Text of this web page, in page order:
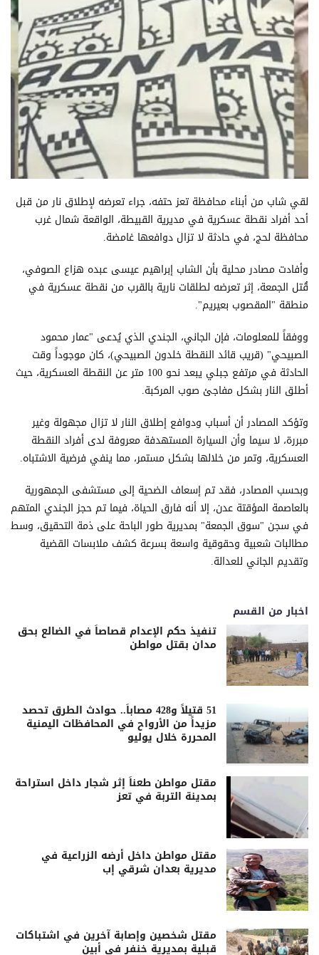
لقي شاب من أبناء محافظة تعز حتفه، جراء تعرضه لإطلاق نار من قبل
أحد أفراد نقطة عسكرية في مديرية القبيطة، الواقعة شمال غرب
محافظة لحج، في حادثة لا تزال دوافعها غامضة.
وأفادت مصادر محلية بأن الشاب إبراهيم عيسى عبده هزاع الصوفي،
قُتل الجمعة، إثر تعرضه لطلقات نارية بالقرب من نقطة عسكرية في
منطقة "المقصوب بعيريم".
ووفقاً للمعلومات، فإن الجاني، الجندي الذي يُدعى "عمار محمود
الصبيحي" (قريب قائد النقطة خلدون الصبيحي)، كان موجوداً وقت
الحادثة في مرتفع جبلي يبعد نحو 100 متر عن النقطة العسكرية، حيث
أطلق النار بشكل مفاجئ صوب المركبة.
وتؤكد المصادر أن أسباب ودوافع إطلاق النار لا تزال مجهولة وغير
مبررة، لا سيما وأن السيارة المستهدفة معروفة لدى أفراد النقطة
العسكرية، وتمر من خلالها بشكل مستمر، مما ينفي فرضية الاشتباه.
وبحسب المصادر، فقد تم إسعاف الضحية إلى مستشفى الجمهورية
بالعاصمة المؤقتة عدن، إلا أنه فارق الحياة، فيما تم حجز الجندي المتهم
في سجن "سوق الجمعة" بمديرية طور الباحة على ذمة التحقيق، وسط
مطالبات شعبية وحقوقية واسعة بسرعة كشف ملابسات القضية
وتقديم الجاني للعدالة.
اخبار من القسم
تنفيذ حكم الإعدام قصاصاً في الضالع بحق
مدان بقتل مواطن
51 قتيلاً و428 مصاباً.. حوادث الطرق تحصد
مزيداً من الأرواح في المحافظات اليمنية
المحررة خلال يوليو
مقتل مواطن طعناً إثر شجار داخل استراحة
بمدينة التربة في تعز
مقتل مواطن داخل أرضه الزراعية في
مديرية بعدان شرقي إب
مقتل شخصين وإصابة آخرين في اشتباكات
قبلية بمديرية خنفر في أبين